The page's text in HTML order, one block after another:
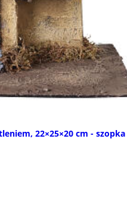
22×25×20 cm - szopka